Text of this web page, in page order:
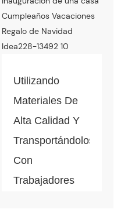
Ambiente.
Utilizando
Materiales De
Alta Calidad Y
Transportándolos
Con
Trabajadores